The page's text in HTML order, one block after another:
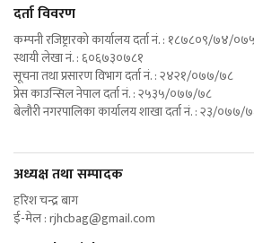
दर्ता विवरण
कम्पनी रजिष्ट्रारको कार्यालय दर्ता नं. : १८७८०९/७४/०७५
स्थायी लेखा नं. : ६०६७३०७८१
सूचना तथा प्रसारण विभाग दर्ता नं. : २४२१/०७७/७८
प्रेस काउन्सिल नेपाल दर्ता नं. : २५३५/०७७/७८
बेलौरी नगरपालिका कार्यालय शाखा दर्ता नं. : २३/०७७/
अध्यक्ष तथा सम्पादक
हरिश चन्द्र बाग
ई-मेल :rjhcbag@gmail.com